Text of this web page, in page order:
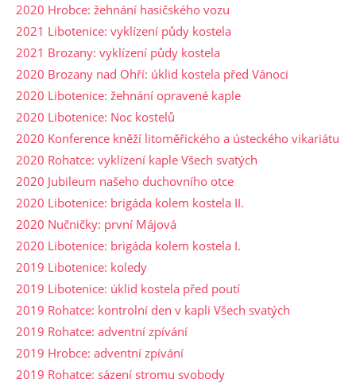
2020 Hrobce: žehnání hasičského vozu
2021 Libotenice: vyklízení půdy kostela
2021 Brozany: vyklízení půdy kostela
2020 Brozany nad Ohří: úklid kostela před Vánoci
2020 Libotenice: žehnání opravené kaple
2020 Libotenice: Noc kostelů
2020 Konference kněží litoměřického a ústeckého vikariátu
2020 Rohatce: vyklízení kaple Všech svatých
2020 Jubileum našeho duchovního otce
2020 Libotenice: brigáda kolem kostela II.
2020 Nučničky: první Májová
2020 Libotenice: brigáda kolem kostela I.
2019 Libotenice: koledy
2019 Libotenice: úklid kostela před poutí
2019 Rohatce: kontrolní den v kapli Všech svatých
2019 Rohatce: adventní zpívání
2019 Hrobce: adventní zpívání
2019 Rohatce: sázení stromu svobody